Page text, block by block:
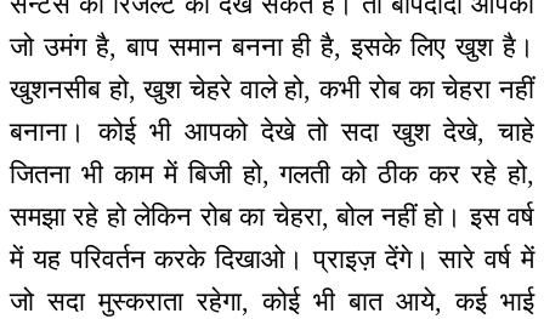
जो उमंग है, बाप समान बनना ही है, इसके लिए खुश है।
खुशनसीब हो, खुश चेहरे वाले हो, कभी रोब का चेहरा नहीं
बनाना। कोई भी आपको देखे तो सदा खुश देखे, चाहे
जितना भी काम में बिजी हो, गलती को ठीक कर रहे हो,
समझा रहे हो लेकिन रोब का चेहरा, बोल नहीं हो। इस वर्ष
में यह परिवर्तन करके दिखाओ। प्राइज़ देंगे। सारे वर्ष में
जो सदा मुस्कराता रहेगा, कोई भी बात आये, कई भाई